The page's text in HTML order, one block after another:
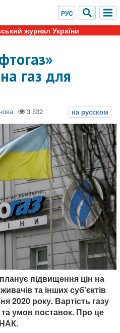
журнал України
газ для
підвищення цін на
та інших суб’єктів
2020 року. Вартість газу
умов поставок. Про це